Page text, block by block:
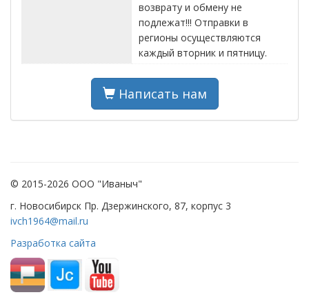
возврату и обмену не
подлежат!!! Отправки в
регионы осуществляются
каждый вторник и пятницу.
Написать нам
© 2015-2026 ООО "Иваныч"
г. Новосибирск Пр. Дзержинского, 87, корпус 3
ivch1964@mail.ru
Разработка сайта